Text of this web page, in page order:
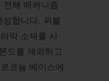
체 메커니즘
합니다. 위블
믹 소재를 사
드를 제외하고
코늄 베이스에